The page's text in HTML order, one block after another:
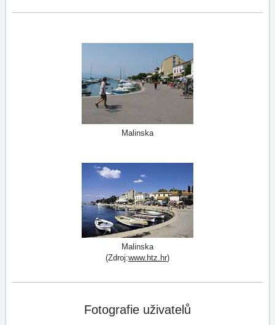
Malinska
Malinska
(Zdroj:www.htz.hr)
Fotografie uživatelů